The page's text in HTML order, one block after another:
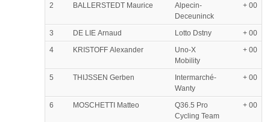
2 BALLERSTEDT Maurice
Alpecin-
Deceuninck
+ 00
3 DE LIE Arnaud Lotto Dstny
+ 00
4
KRISTOFF Alexander
Uno-X
Mobility
+ 00
5 THIJSSEN Gerben
Intermarché-
Wanty
+ 00
6 MOSCHETTI Matteo
Q36.5 Pro
Cycling Team
+ 00